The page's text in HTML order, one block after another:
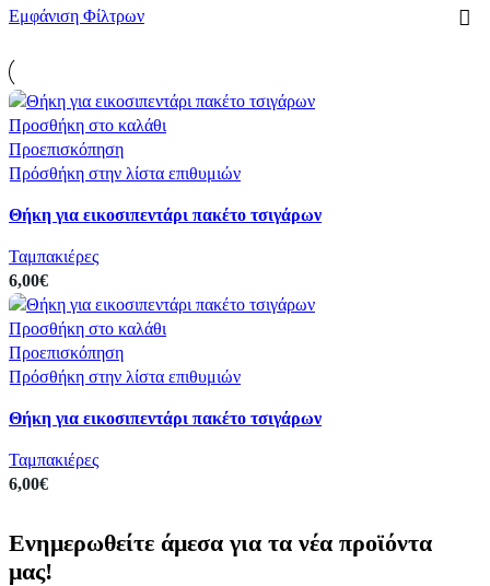
Εμφάνιση Φίλτρων
Προσθήκη στο καλάθι
Προεπισκόπηση
Πρόσθήκη στην λίστα επιθυμιών
Θήκη για εικοσιπεντάρι πακέτο τσιγάρων
Ταμπακιέρες
6,00€
Προσθήκη στο καλάθι
Προεπισκόπηση
Πρόσθήκη στην λίστα επιθυμιών
Θήκη για εικοσιπεντάρι πακέτο τσιγάρων
Ταμπακιέρες
6,00€
Ενημερωθείτε άμεσα για τα νέα προϊόντα
μας!